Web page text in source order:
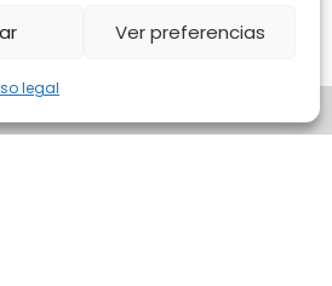
Ver preferencias
legal